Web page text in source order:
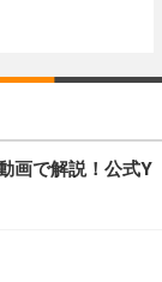
画で解説！公式Y